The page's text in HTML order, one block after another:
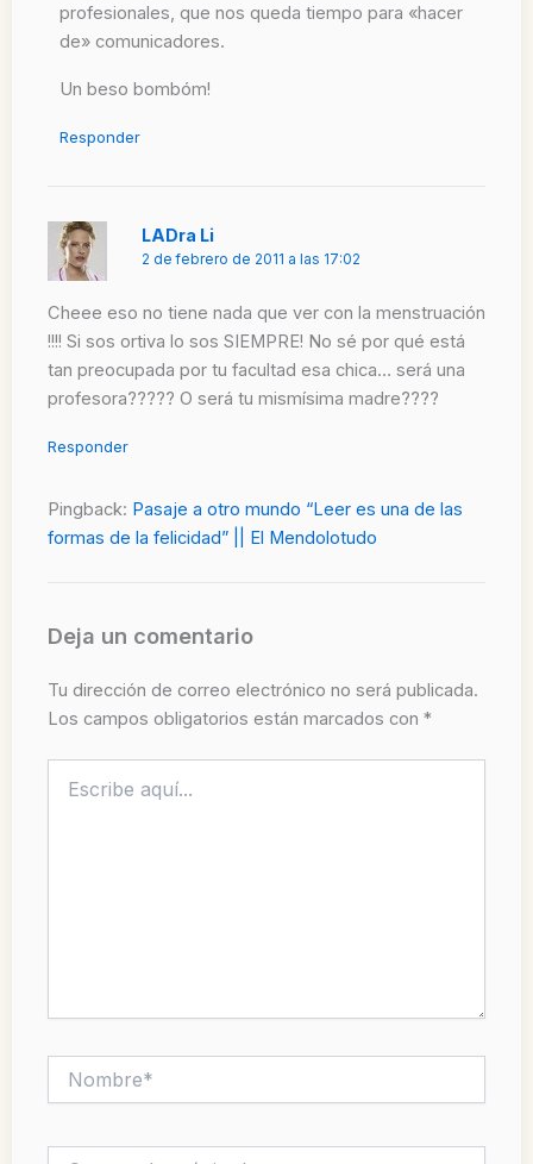
profesionales, que nos queda tiempo para «hacer
de» comunicadores.
Un beso bombóm!
Responder
LADra Li
2 de febrero de 2011 a las 17:02
Cheee eso no tiene nada que ver con la menstruación
!!!! Si sos ortiva lo sos SIEMPRE! No sé por qué está
tan preocupada por tu facultad esa chica… será una
profesora????? O será tu mismísima madre????
Responder
Pingback: Pasaje a otro mundo “Leer es una de las
formas de la felicidad” || El Mendolotudo
Deja un comentario
Tu dirección de correo electrónico no será publicada.
Los campos obligatorios están marcados con *
aquí...